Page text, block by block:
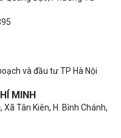
và đầu tư TP Hà Nội
MINH
Tân Kiên, H. Bình Chánh,